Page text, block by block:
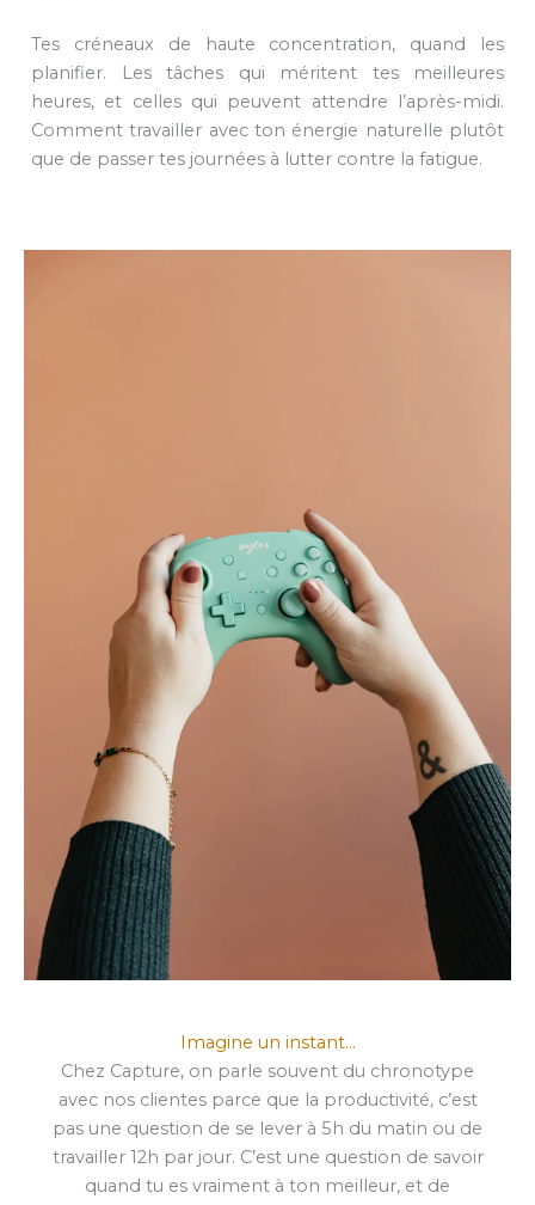
Tes créneaux de haute concentration, quand les
planifier. Les tâches qui méritent tes meilleures
heures, et celles qui peuvent attendre l’après-midi.
Comment travailler avec ton énergie naturelle plutôt
que de passer tes journées à lutter contre la fatigue.
Imagine un instant…
Chez Capture, on parle souvent du chronotype
avec nos clientes parce que la productivité, c’est
pas une question de se lever à 5h du matin ou de
travailler 12h par jour. C’est une question de savoir
quand tu es vraiment à ton meilleur, et de